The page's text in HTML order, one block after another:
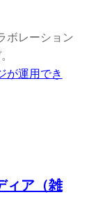
ボレーション
が運用でき
ィア（雑